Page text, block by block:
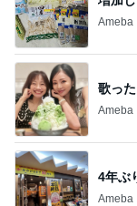
Ameba
歌っ
Ameba
4年ぶ
Ameba